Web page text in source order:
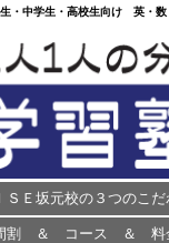
中学生・高校生向け 英・数
ＳＥ坂元校の３つのこだ
割 ＆ コース ＆ 料